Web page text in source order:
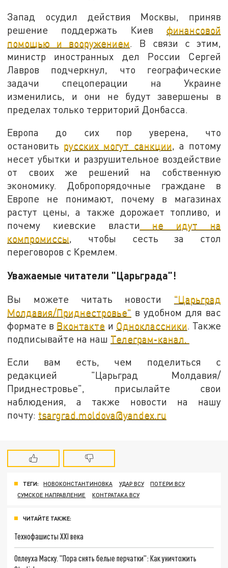
Запад осудил действия Москвы, приняв
решение поддержать Киев финансовой
помощью и вооружением . В связи с этим,
министр иностранных дел России Сергей
Лавров подчеркнул, что географические
задачи спецоперации на Украине
изменились, и они не будут завершены в
пределах только территорий Донбасса.
Европа до сих пор уверена, что
остановить русских могут санкции, а потому
несет убытки и разрушительное воздействие
от своих же решений на собственную
экономику. Добропорядочные граждане в
Европе не понимают, почему в магазинах
растут цены, а также дорожает топливо, и
почему киевские власти не идут на
компромиссы, чтобы сесть за стол
переговоров с Кремлем.
Уважаемые читатели "Царьграда"!
Вы можете читать новости "Царьград
Молдавия/Приднестровье" в удобном для вас
формате в Вконтакте и Одноклассники. Также
подписывайте на наш Телеграм-канал.
Если вам есть, чем поделиться с
редакцией "Царьград Молдавия/
Приднестровье", присылайте свои
наблюдения, а также новости на нашу
почту: tsargrad.moldova@yandex.ru
ТЕГИ: НОВОКОНСТАНТИНОВКА УДАР ВСУ
ПОТЕРИ ВСУ
СУМСКОЕ НАПРАВЛЕНИЕ
КОНТРАТАКА ВСУ
ЧИТАЙТЕ ТАКЖЕ:
Технофашисты XXI века
Оплеуха Маску. "Пора снять белые перчатки": Как уничтожить